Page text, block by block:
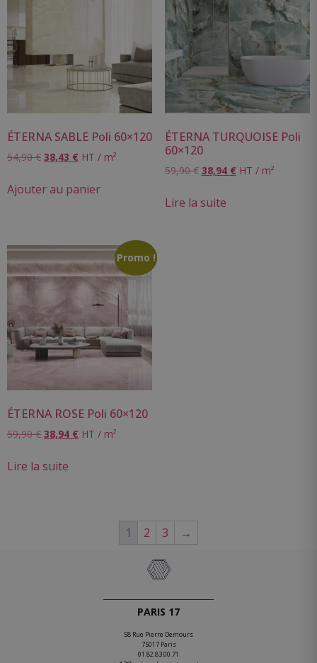
ÉTERNA SABLE Poli 60×120
54,90€ 38,43 € HT / m²
Ajouter au panier
ÉTERNA TURQUOISE Poli
60×120
59,90€ 38,94 € HT / m²
Lire la suite
Promo !
ÉTERNA ROSE Poli 60×120
59,90€ 38,94 € HT / m²
Lire la suite
1 2 3 →
PARIS 17
58 Rue Pierre Demours
75017 Paris
01.82.83.00.71